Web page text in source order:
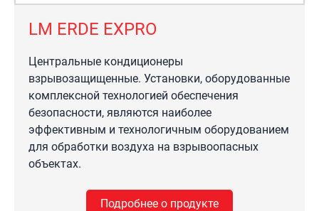
LM ERDE EXPRO
Центральные кондиционеры
взрывозащищенные. Установки, оборудованные
комплексной технологией обеспечения
безопасности, являются наиболее
эффективным и технологичным оборудованием
для обработки воздуха на взрывоопасных
объектах.
Подробнее о продукте